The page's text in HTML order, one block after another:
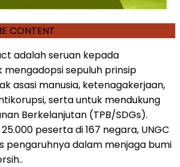
CONTENT
adalah seruan kepada
mengadopsi sepuluh prinsip
asasi manusia, ketenagakerjaan,
serta untuk mendukung
Berkelanjutan (TPB/SDGs).
peserta di 167 negara, UNGC
pengaruhnya dalam menjaga bumi